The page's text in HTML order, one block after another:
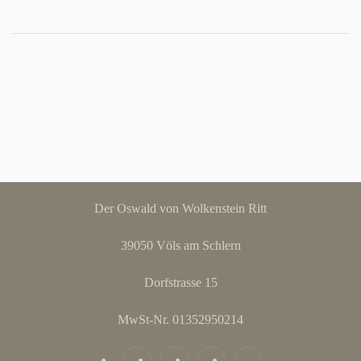
Der Oswald von Wolkenstein Ritt
39050 Völs am Schlern
Dorfstrasse 15
MwSt-Nr. 01352950214